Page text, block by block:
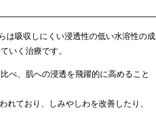
は吸収しにくい浸透性の低い水溶性の成
いく治療です。
べ、肌への浸透を飛躍的に高めること
ており、しみやしわを改善したり、